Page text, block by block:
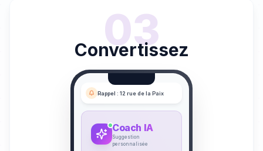
03
Convertissez
Rappel : 12 rue de la Paix
Coach IA
Suggestion
personnalisée